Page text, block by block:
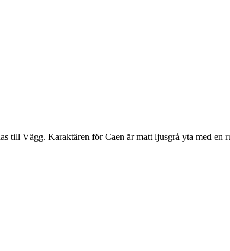
Vägg. Karaktären för Caen är matt ljusgrå yta med en